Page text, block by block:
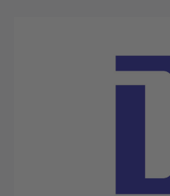
Ignorar galeria de imagens